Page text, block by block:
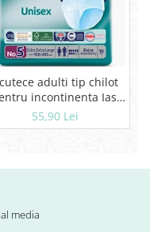
adulti tip chilot
incontinenta Iasi
Unisex, Marime XXL,
10 buc
55,90 Lei
media